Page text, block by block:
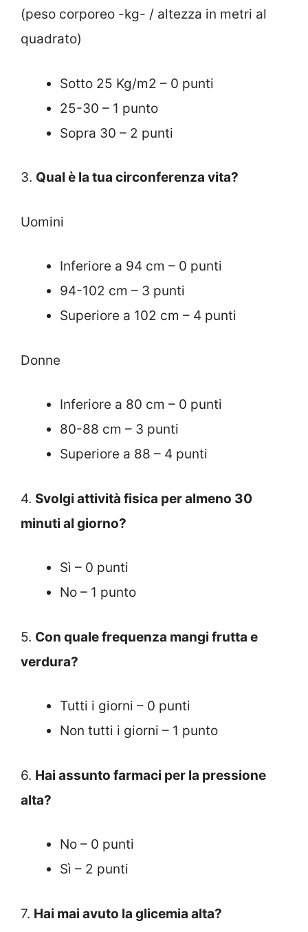
(peso corporeo -kg- / altezza in metri al
quadrato)
Sotto 25 Kg/m2 – 0 punti
25-30 – 1 punto
Sopra 30 – 2 punti
3. Qual è la tua circonferenza vita?
Uomini
Inferiore a 94 cm – 0 punti
94-102 cm – 3 punti
Superiore a 102 cm – 4 punti
Donne
Inferiore a 80 cm – 0 punti
80-88 cm – 3 punti
Superiore a 88 – 4 punti
4. Svolgi attività fisica per almeno 30
minuti al giorno?
Sì – 0 punti
No – 1 punto
5. Con quale frequenza mangi frutta e
verdura?
Tutti i giorni – 0 punti
Non tutti i giorni – 1 punto
6. Hai assunto farmaci per la pressione
alta?
No – 0 punti
Sì – 2 punti
7. Hai mai avuto la glicemia alta?